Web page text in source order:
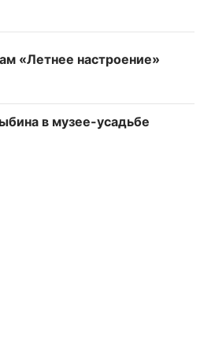
«Летнее настроение»
в музее-усадьбе